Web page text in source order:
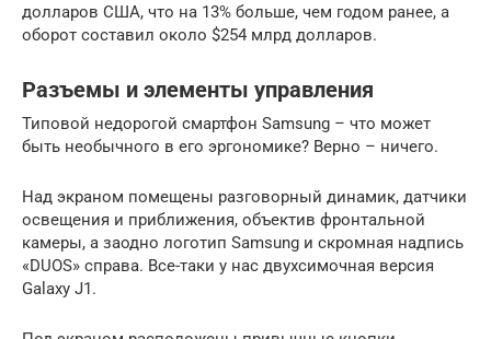
долларов США, что на 13% больше, чем годом ранее, а
оборот составил около $254 млрд долларов.
Разъемы и элементы управления
Типовой недорогой смартфон Samsung – что может
быть необычного в его эргономике? Верно – ничего.
Над экраном помещены разговорный динамик, датчики
освещения и приближения, объектив фронтальной
камеры, а заодно логотип Samsung и скромная надпись
«DUOS» справа. Все-таки у нас двухсимочная версия
Galaxy J1.